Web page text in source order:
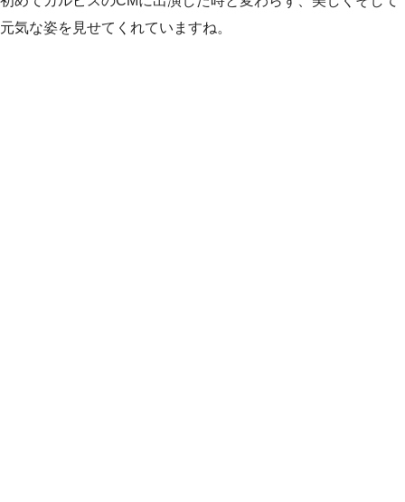
元気な姿を見せてくれていますね。